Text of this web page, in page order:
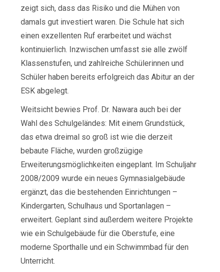
zeigt sich, dass das Risiko und die Mühen von
damals gut investiert waren. Die Schule hat sich
einen exzellenten Ruf erarbeitet und wächst
kontinuierlich. Inzwischen umfasst sie alle zwölf
Klassenstufen, und zahlreiche Schülerinnen und
Schüler haben bereits erfolgreich das Abitur an der
ESK abgelegt.
Weitsicht bewies Prof. Dr. Nawara auch bei der
Wahl des Schulgeländes: Mit einem Grundstück,
das etwa dreimal so groß ist wie die derzeit
bebaute Fläche, wurden großzügige
Erweiterungsmöglichkeiten eingeplant. Im Schuljahr
2008/2009 wurde ein neues Gymnasialgebäude
ergänzt, das die bestehenden Einrichtungen –
Kindergarten, Schulhaus und Sportanlagen –
erweitert. Geplant sind außerdem weitere Projekte
wie ein Schulgebäude für die Oberstufe, eine
moderne Sporthalle und ein Schwimmbad für den
Unterricht.